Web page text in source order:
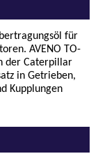
für
AVENO TO-
der Caterpillar
in Getrieben,
Kupplungen